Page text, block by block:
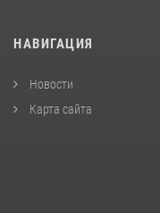
НАВИГАЦИЯ
Новости
Карта сайта